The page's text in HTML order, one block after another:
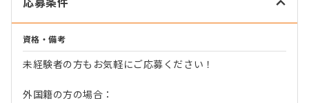
応募条件
資格・備考
未経験者の方もお気軽にご応募ください！
外国籍の方の場合：